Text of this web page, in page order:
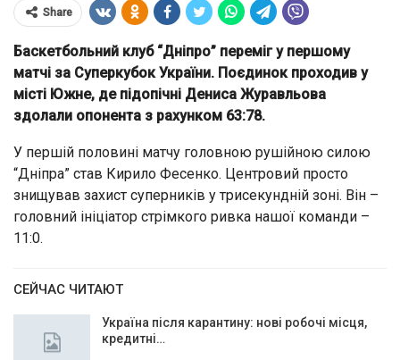
Share
Баскетбольний клуб “Дніпро” переміг у першому
матчі за Суперкубок України. Поєдинок проходив у
місті Южне, де підопічні Дениса Журавльова
здолали опонента з рахунком 63:78.
У першій половині матчу головною рушійною силою
“Дніпра” став Кирило Фесенко. Центровий просто
знищував захист суперників у трисекундній зоні. Він –
головний ініціатор стрімкого ривка нашої команди –
11:0.
СЕЙЧАС ЧИТАЮТ
Україна після карантину: нові робочі місця,
кредитні…